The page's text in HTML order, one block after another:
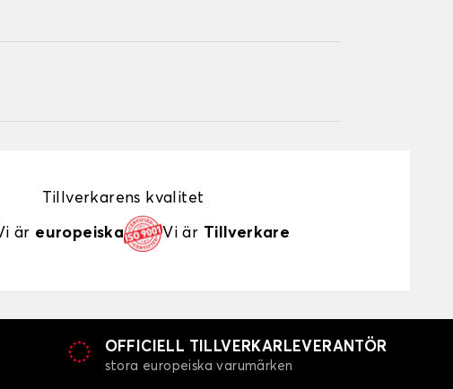
Tillverkarens kvalitet
är europeiska Vi är Tillverkare
OFFICIELL TILLVERKARLEVERANTÖR
stora europeiska varumärken